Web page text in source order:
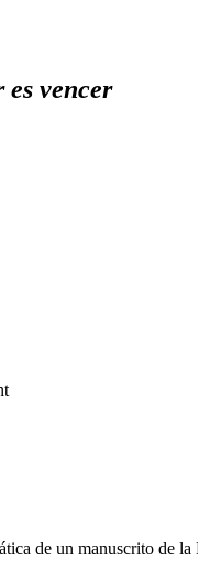
vencer
de un manuscrito de